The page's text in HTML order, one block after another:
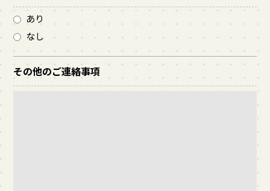
あり
なし
その他のご連絡事項